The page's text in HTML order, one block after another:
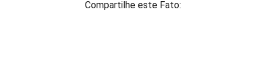
Compartilhe este Fato: